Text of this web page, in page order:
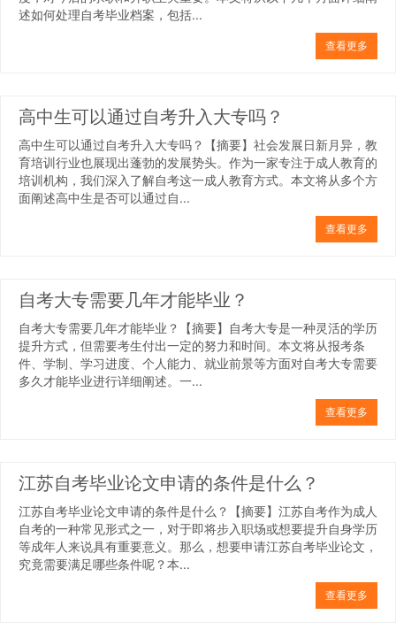
述如何处理自考毕业档案，包括...
查看更多
高中生可以通过自考升入大专吗？
高中生可以通过自考升入大专吗？【摘要】社会发展日新月异，教
育培训行业也展现出蓬勃的发展势头。作为一家专注于成人教育的
培训机构，我们深入了解自考这一成人教育方式。本文将从多个方
面阐述高中生是否可以通过自...
查看更多
自考大专需要几年才能毕业？
自考大专需要几年才能毕业？【摘要】自考大专是一种灵活的学历
提升方式，但需要考生付出一定的努力和时间。本文将从报考条
件、学制、学习进度、个人能力、就业前景等方面对自考大专需要
多久才能毕业进行详细阐述。一...
查看更多
江苏自考毕业论文申请的条件是什么？
江苏自考毕业论文申请的条件是什么？【摘要】江苏自考作为成人
自考的一种常见形式之一，对于即将步入职场或想要提升自身学历
等成年人来说具有重要意义。那么，想要申请江苏自考毕业论文，
究竟需要满足哪些条件呢？本...
查看更多